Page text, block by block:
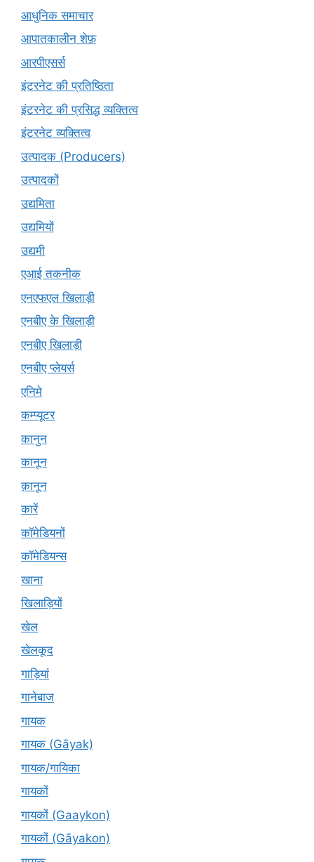
आधुनिक समाचार
आपातकालीन शेफ़
आरपीएसर्स
इंटरनेट की प्रतिष्ठिता
इंटरनेट की प्रसिद्ध व्यक्तित्व
इंटरनेट व्यक्तित्व
उत्पादक (Producers)
उत्पादकों
उद्यमिता
उद्यमियों
उद्यमी
एआई तकनीक
एनएफएल खिलाड़ी
एनबीए के खिलाड़ी
एनबीए खिलाड़ी
एनबीए प्लेयर्स
एनिमे
कम्प्यूटर
कानुन
कानून
क़ानून
कारें
कॉमेडियनों
कॉमेडियन्स
खाना
खिलाड़ियों
खेल
खेलकूद
गाड़ियां
गानेबाज
गायक
गायक (Gāyak)
गायक/गायिका
गायकों
गायकों (Gaaykon)
गायकों (Gāyakon)